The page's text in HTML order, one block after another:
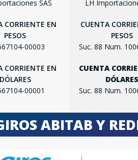
SAS
CORRIENTE EN
PESOS
00003
CORRIENTE EN
DÓLARES
00001
LH
CUENTA
PESOS
Suc. 88 Num.
CUENTA
DÓLARES
Suc. 88 Num.
ABITAB Y